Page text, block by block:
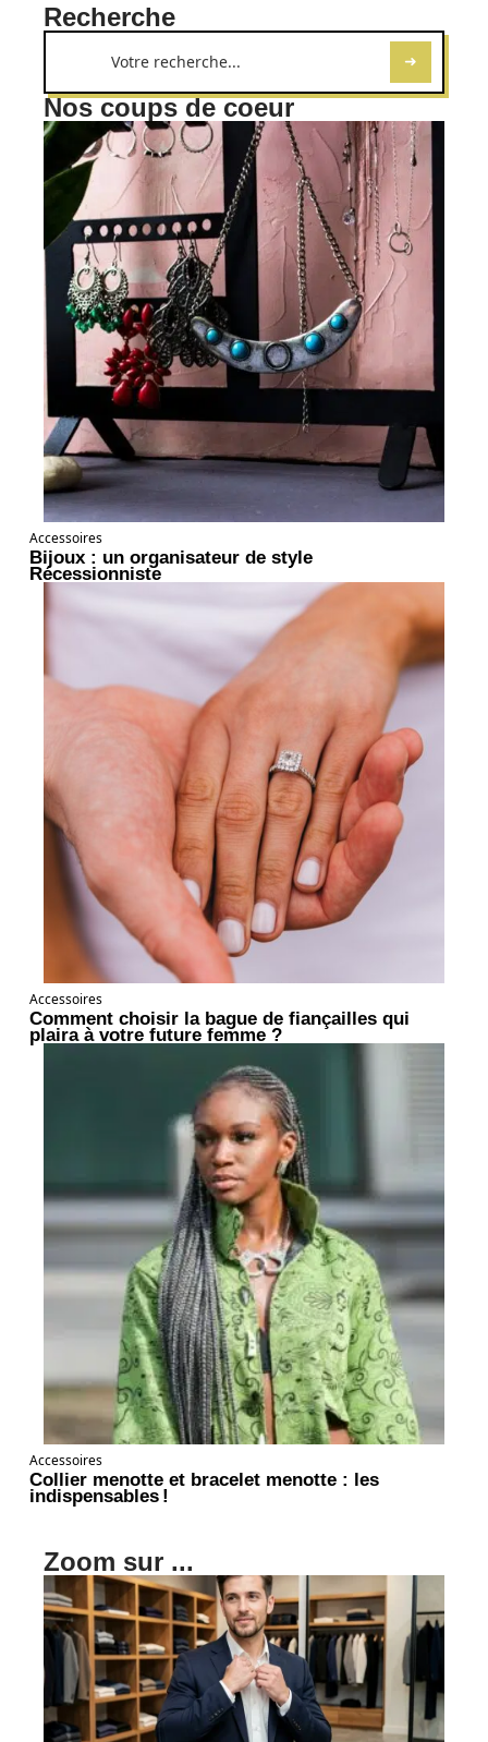
Recherche
Nos coups de coeur
Accessoires
Bijoux : un organisateur de style
Récessionniste
Accessoires
Comment choisir la bague de fiançailles qui
plaira à votre future femme ?
Accessoires
Collier menotte et bracelet menotte : les
indispensables !
Zoom sur ...